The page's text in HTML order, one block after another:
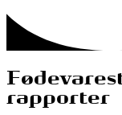
rapporter